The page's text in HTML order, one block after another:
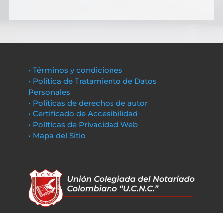
• Términos y condiciones
• Política de Tratamiento de Datos
Personales
• Políticas de derechos de autor
• Certificado de Accesibilidad
• Políticas de Privacidad Web
• Mapa del Sitio